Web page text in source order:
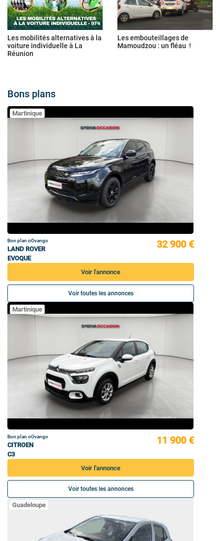
Les mobilités alternatives à la
voiture individuelle à La
Réunion
Les embouteillages de
Mamoudzou : un fléau !
Bons plans
Martinique
Bon plan oOvango
LAND ROVER
EVOQUE
32 900 €
Voir l'annonce
Voir toutes les annonces
Martinique
Bon plan oOvango
CITROEN
C3
11 900 €
Voir l'annonce
Voir toutes les annonces
Guadeloupe